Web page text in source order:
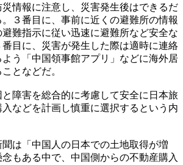
情報に注意し、災害発生後はできるだ
３番目に、事前に近くの避難所の情報
難指示に従い迅速に避難所など安全な
目に、災害が発生した際は適時に連絡
よう「中国領事館アプリ」などに海外居
となどだ。
と障害を総合的に考慮して安全に日本旅
などを計画し慎重に選択するという内
は「中国人の日本での土地取得が増
もある中で、中国側からの不動産購入